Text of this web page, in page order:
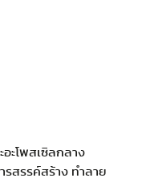
ะโพสเซิลกลาง
รสรรค์สร้าง ทำลาย